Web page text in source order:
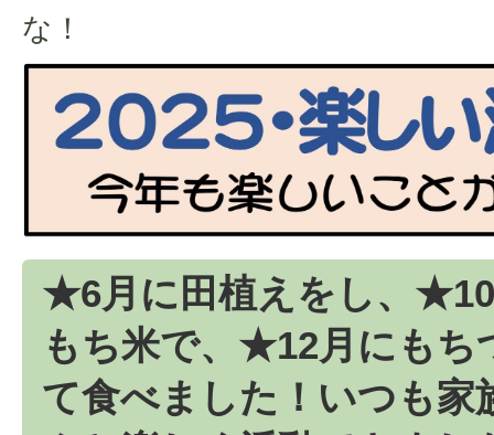
な！
★6月に田植えをし、
もち米で、★12月にもち
て食べました！いつも家